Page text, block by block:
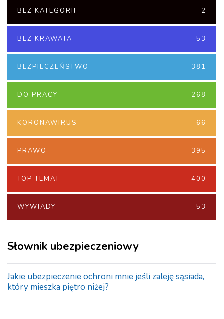
BEZ KATEGORII 2
BEZ KRAWATA 53
BEZPIECZEŃSTWO 381
DO PRACY 268
KORONAWIRUS 66
PRAWO 395
TOP TEMAT 400
WYWIADY 53
Słownik ubezpieczeniowy
Jakie ubezpieczenie ochroni mnie jeśli zaleję sąsiada,
który mieszka piętro niżej?